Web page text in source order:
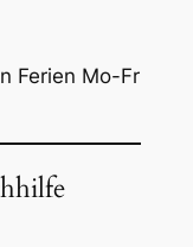
Ferien Mo-Fr